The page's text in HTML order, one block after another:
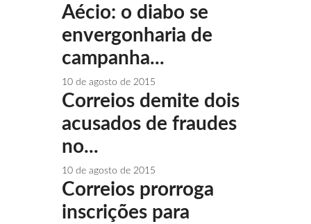
Aécio: o diabo se
envergonharia de
campanha...
10 de agosto de 2015
Correios demite dois
acusados de fraudes
no...
10 de agosto de 2015
Correios prorroga
inscrições para